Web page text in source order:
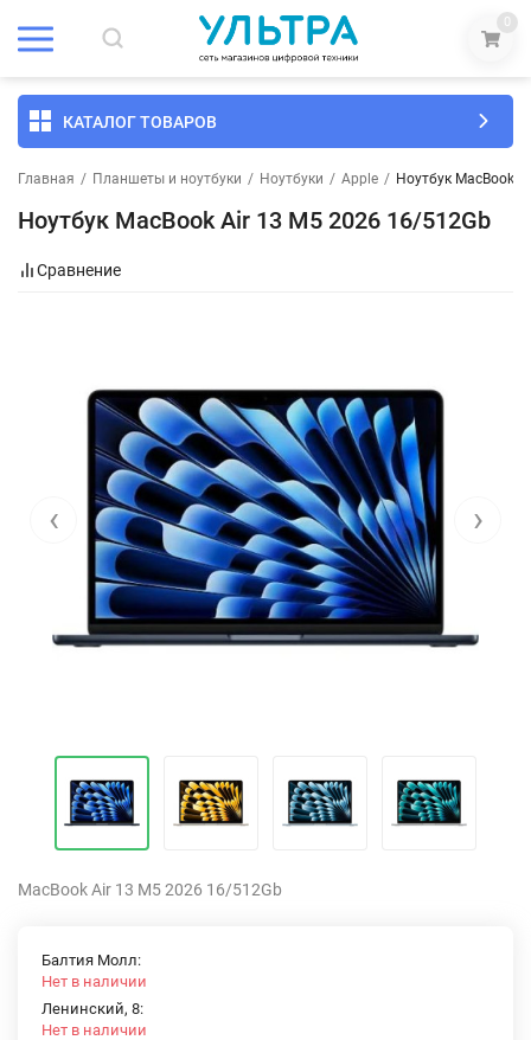
0
КАТАЛОГ ТОВАРОВ
Главная / Планшеты и ноутбуки / Ноутбуки / Apple / Ноутбук MacBook
Ноутбук MacBook Air 13 M5 2026 16/512Gb
Сравнение
‹ ›
MacBook Air 13 M5 2026 16/512Gb
Балтия Молл:
Нет в наличии
Ленинский, 8:
Нет в наличии